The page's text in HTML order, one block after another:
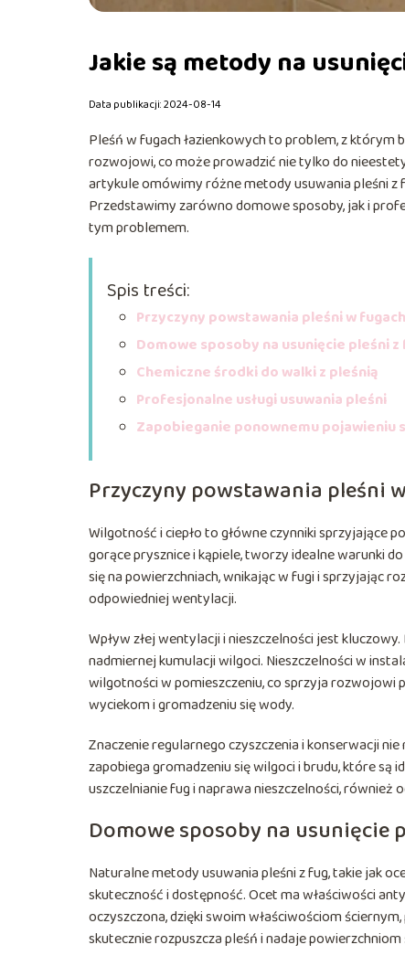
Jakie są metody na
Data publikacji: 2024-08-14
Pleśń w fugach łazienkowych to problem, z którym
rozwojowi, co może prowadzić nie tylko do
artykule omówimy różne metody usuwania pleśni z
Przedstawimy zarówno domowe sposoby, jak i
tym problemem.
Spis treści:
Przyczyny powstawania pleśni w
Domowe sposoby na usunięcie pleśni z
Chemiczne środki do walki z pleśnią
Profesjonalne usługi usuwania pleśni
Zapobieganie ponownemu pojawieniu
Przyczyny powstawania pleśni
Wilgotność i ciepło to główne czynniki sprzyjające
gorące prysznice i kąpiele, tworzy idealne warunki
się na powierzchniach, wnikając w fugi i sprzyjając
odpowiedniej wentylacji.
Wpływ złej wentylacji i nieszczelności jest
nadmiernej kumulacji wilgoci. Nieszczelności w
wilgotności w pomieszczeniu, co sprzyja rozwojowi
wyciekom i gromadzeniu się wody.
Znaczenie regularnego czyszczenia i konserwacji
zapobiega gromadzeniu się wilgoci i brudu, które
uszczelnianie fug i naprawa nieszczelności,
Domowe sposoby na usunięcie
Naturalne metody usuwania pleśni z fug, takie jak
skuteczność i dostępność. Ocet ma właściwości
oczyszczona, dzięki swoim właściwościom
skutecznie rozpuszcza pleśń i nadaje